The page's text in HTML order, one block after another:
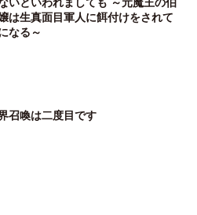
は生真面目軍人に餌付けをされて
なる～
召喚は二度目です